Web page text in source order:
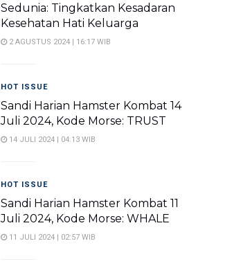
Sedunia: Tingkatkan Kesadaran
Kesehatan Hati Keluarga
2 AGUSTUS 2024 | 16:17 WIB
HOT ISSUE
Sandi Harian Hamster Kombat 14
Juli 2024, Kode Morse: TRUST
14 JULI 2024 | 04:13 WIB
HOT ISSUE
Sandi Harian Hamster Kombat 11
Juli 2024, Kode Morse: WHALE
11 JULI 2024 | 02:57 WIB